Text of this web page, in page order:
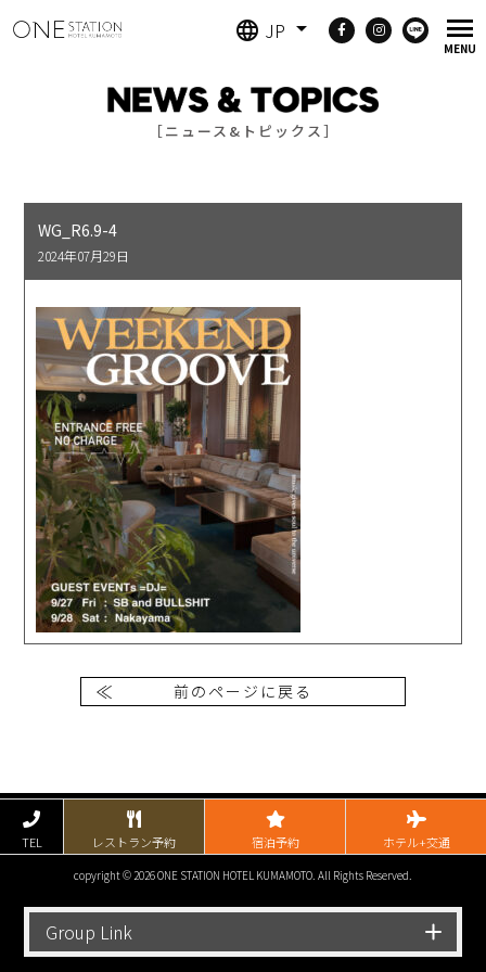
JP
［ニュース&トピックス］
WG_R6.9-4
2024年07月29日
前のページに戻る
TEL レストラン予約 宿泊予約 ホテル+交通
copyright © 2026 ONE STATION HOTEL KUMAMOTO. All Rights Reserved.
Group Link